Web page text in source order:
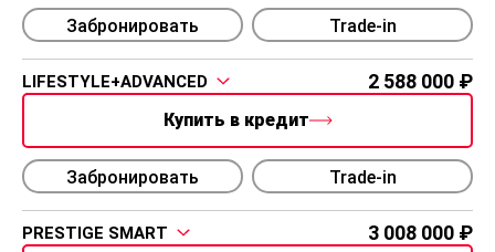
Забронировать Trade-in
LIFESTYLE+ADVANCED 2 588 000
Купить в кредит
Забронировать Trade-in
PRESTIGE SMART 3 008 000